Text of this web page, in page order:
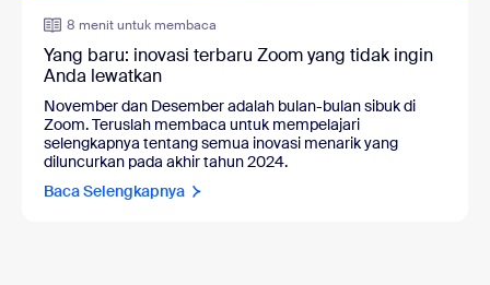
8 menit untuk membaca
Yang baru: inovasi terbaru Zoom yang tidak ingin
Anda lewatkan
November dan Desember adalah bulan-bulan sibuk di
Zoom. Teruslah membaca untuk mempelajari
selengkapnya tentang semua inovasi menarik yang
diluncurkan pada akhir tahun 2024.
Baca Selengkapnya